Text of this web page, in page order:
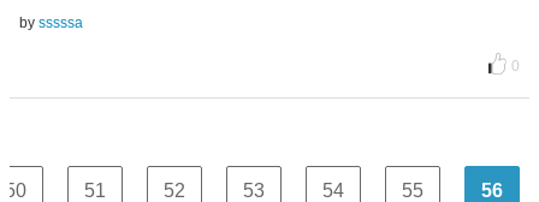
by sssssa
0
50 51 52 53 54 55 56